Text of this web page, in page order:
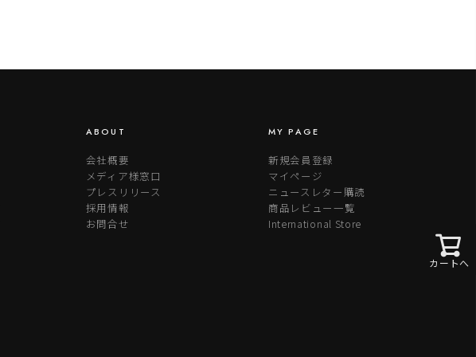
カートへ
ABOUT
会社概要
メディア様窓口
プレスリリース
採用情報
お問合せ
MY PAGE
新規会員登録
マイページ
ニュースレター購読
商品レビュー一覧
International Store